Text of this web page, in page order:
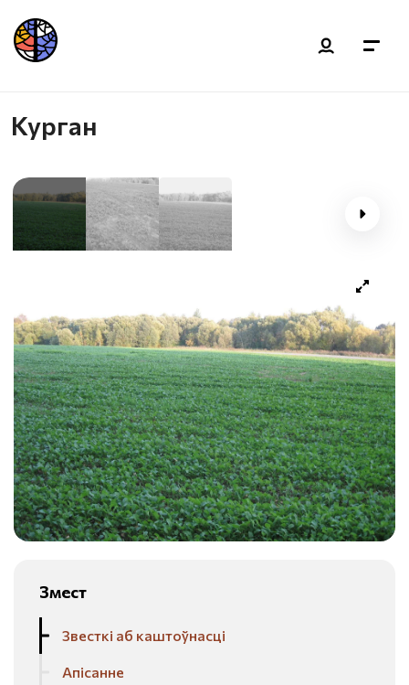
Курган
Змест
Звесткі аб каштоўнасці
Апісанне